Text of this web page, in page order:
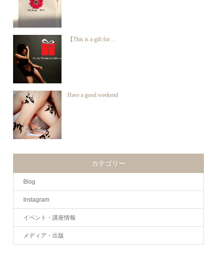
【This is a gift for ...
Have a good weekend
カテゴリー
Blog
Instagram
イベント・講座情報
メディア・出版